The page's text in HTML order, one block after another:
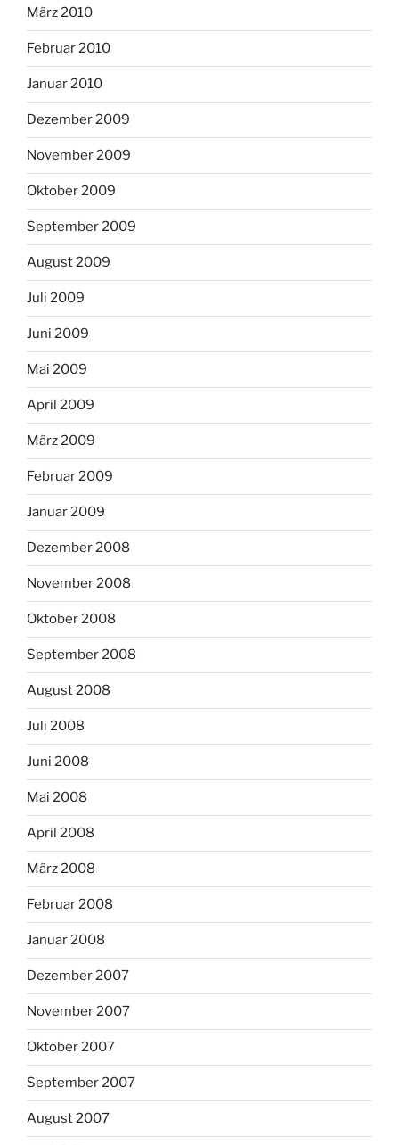
März 2010
Februar 2010
Januar 2010
Dezember 2009
November 2009
Oktober 2009
September 2009
August 2009
Juli 2009
Juni 2009
Mai 2009
April 2009
März 2009
Februar 2009
Januar 2009
Dezember 2008
November 2008
Oktober 2008
September 2008
August 2008
Juli 2008
Juni 2008
Mai 2008
April 2008
März 2008
Februar 2008
Januar 2008
Dezember 2007
November 2007
Oktober 2007
September 2007
August 2007